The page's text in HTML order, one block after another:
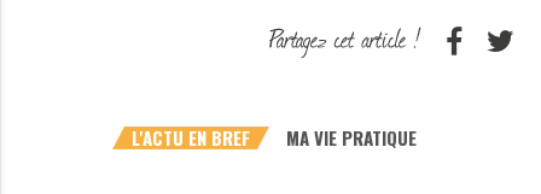
L'ACTU EN BREF MA VIE PRATIQUE